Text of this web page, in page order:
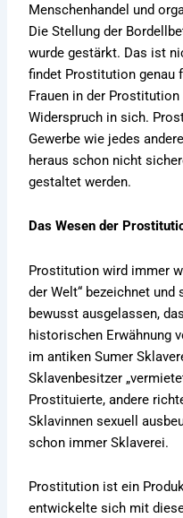
Menschenhandel und
Die Stellung der
wurde gestärkt. Das ist
findet Prostitution genau
Frauen in der
Widerspruch in sich.
Gewerbe wie jedes
heraus schon nicht
gestaltet werden.
Das Wesen der
Prostitution wird immer
der Welt“ bezeichnet
bewusst ausgelassen,
historischen Erwähnung
im antiken Sumer
Sklavenbesitzer
Prostituierte, andere
Sklavinnen sexuell
schon immer Sklaverei.
Prostitution ist ein
entwickelte sich mit